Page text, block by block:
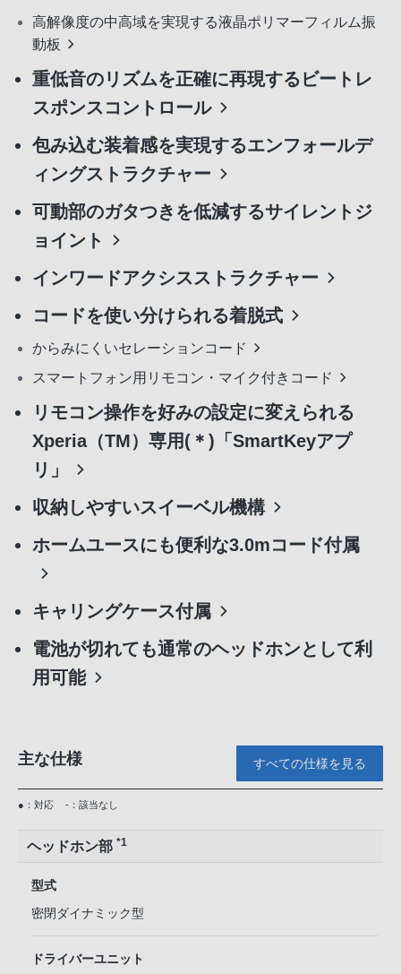
高解像度の中高域を実現する液晶ポリマーフィルム振
動板
重低音のリズムを正確に再現するビートレ
スポンスコントロール
包み込む装着感を実現するエンフォールデ
ィングストラクチャー
可動部のガタつきを低減するサイレントジ
ョイント
インワードアクシスストラクチャー
コードを使い分けられる着脱式
からみにくいセレーションコード
スマートフォン用リモコン・マイク付きコード
リモコン操作を好みの設定に変えられる
Xperia（TM）専用(＊)「SmartKeyアプ
リ」
収納しやすいスイーベル機構
ホームユースにも便利な3.0mコード付属
キャリングケース付属
電池が切れても通常のヘッドホンとして利
用可能
主な仕様 すべての仕様を見る
●：対応 -：該当なし
ヘッドホン部 *1
型式
密閉ダイナミック型
ドライバーユニット